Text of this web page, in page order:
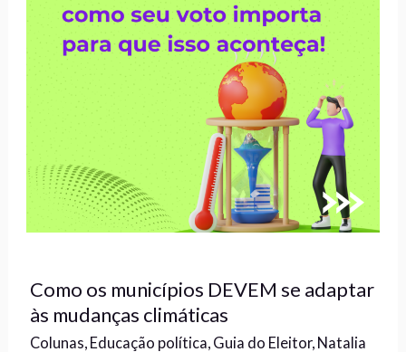
Como os municípios DEVEM se adaptar
às mudanças climáticas
Colunas Educação política Guia do Eleitor, Natalia